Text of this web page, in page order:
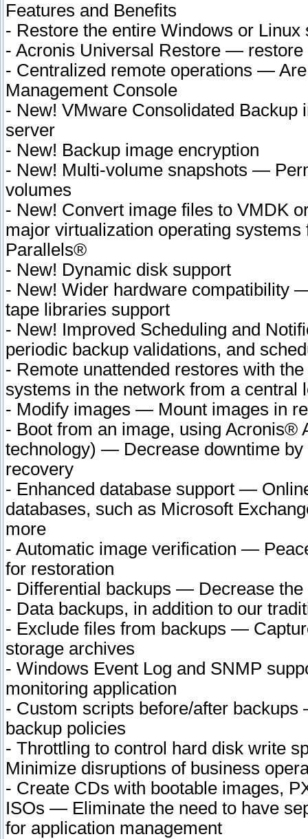
Features and Benefits
- Restore the entire Windows or
- Acronis Universal Restore —
- Centralized remote operations —
Management Console
- New! VMware Consolidated
server
- New! Backup image encryption
- New! Multi-volume snapshots —
volumes
- New! Convert image files to VMDK
major virtualization operating
Parallels®
- New! Dynamic disk support
- New! Wider hardware compatibility
tape libraries support
- New! Improved Scheduling and
periodic backup validations, and
- Remote unattended restores with
systems in the network from a central
- Modify images — Mount images in
- Boot from an image, using
technology) — Decrease downtime
recovery
- Enhanced database support —
databases, such as Microsoft
more
- Automatic image verification —
for restoration
- Differential backups — Decrease
- Data backups, in addition to our
- Exclude files from backups —
storage archives
- Windows Event Log and SNMP
monitoring application
- Custom scripts before/after
backup policies
- Throttling to control hard disk write
Minimize disruptions of business
- Create CDs with bootable images,
ISOs — Eliminate the need to have
for application management